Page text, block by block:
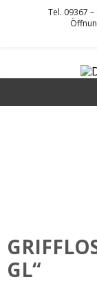
DANIEL
GL“
Tel. 09367